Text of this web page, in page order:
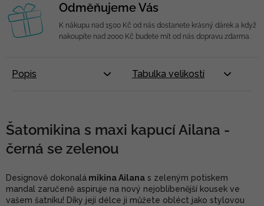
Odměňujeme Vás
K nákupu nad 1500 Kč od nás dostanete krásný dárek a když
nakoupíte nad 2000 Kč budete mít od nás dopravu zdarma.
Popis Tabulka velikostí
Šatomikina s maxi kapucí Ailana -
černá se zelenou
Designově dokonalá mikina Ailana s zeleným potiskem
mandal zaručeně aspiruje na nový nejoblíbenější kousek ve
vašem šatníku! Díky její délce ji můžete obléct jako stylovou